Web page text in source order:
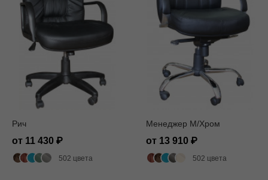
Рич
от 11 430
502 цвета
Менеджер M/Хром
от 13 910
502 цвета